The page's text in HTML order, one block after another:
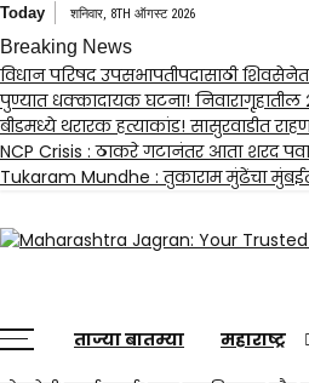
Skip
to
content
Today शनिवार, 8TH ऑगस्ट 2026
Breaking News
विधान परिषद उपसभापतीपदासाठी
पुण्यात धक्कादायक घटना!
बीडमध्ये थरारक हत्याकांड! सासुरवाडीत
NCP Crisis : ठाकरे गटानंतर आता शरद
Tukaram Mundhe : तुकाराम मुंढेंचा
ताज्या बातम्या महाराष्ट्र